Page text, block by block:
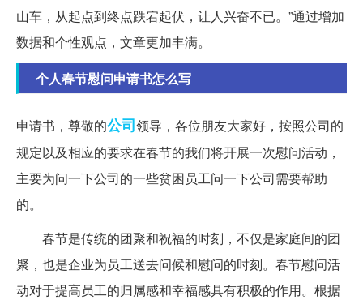
山车，从起点到终点跌宕起伏，让人兴奋不已。”通过增加
数据和个性观点，文章更加丰满。
个人春节慰问申请书怎么写
申请书，尊敬的公司领导，各位朋友大家好，按照公司的
规定以及相应的要求在春节的我们将开展一次慰问活动，
主要为问一下公司的一些贫困员工问一下公司需要帮助
的。
春节是传统的团聚和祝福的时刻，不仅是家庭间的团
聚，也是企业为员工送去问候和慰问的时刻。春节慰问活
动对于提高员工的归属感和幸福感具有积极的作用。根据